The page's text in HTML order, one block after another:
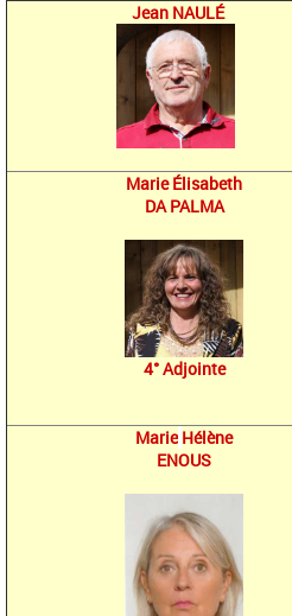
Jean NAULÉ
Marie Élisabeth
DA PALMA
4° Adjointe
Marie Hélène
ENOUS